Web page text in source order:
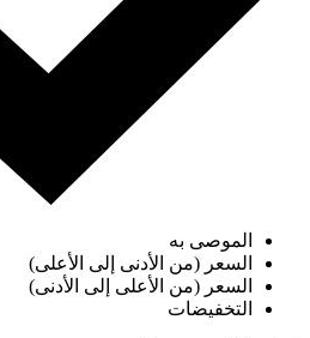
الموصى به
السعر (من الأدنى إلى الأعلى)
السعر (من الأعلى إلى الأدنى)
التخفيضات